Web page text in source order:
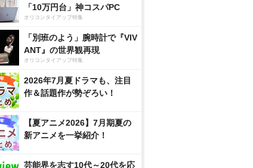
「10万円台」神コスパPC
オリコンタイアップ特集
「別班のよう」腕時計で『VIV
ANT』の世界観再現
オリコンタイアップ特集
2026年7月夏ドラマも、注目
作＆話題作が勢ぞろい！
【夏アニメ2026】7月期夏の
新アニメを一挙紹介！
芸能界を志す10代～20代を応